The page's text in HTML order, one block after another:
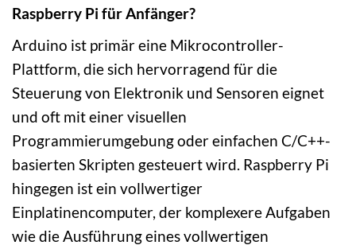
Raspberry Pi für Anfänger?
Arduino ist primär eine Mikrocontroller-
Plattform, die sich hervorragend für die
Steuerung von Elektronik und Sensoren eignet
und oft mit einer visuellen
Programmierumgebung oder einfachen C/C++-
basierten Skripten gesteuert wird. Raspberry Pi
hingegen ist ein vollwertiger
Einplatinencomputer, der komplexere Aufgaben
wie die Ausführung eines vollwertigen